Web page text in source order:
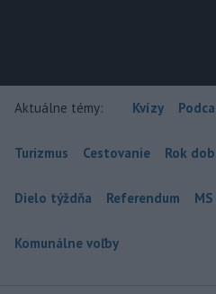
Aktuálne témy: Kvízy
Turizmus Cestovanie Rok
Dielo týždňa Referendum
Komunálne voľby